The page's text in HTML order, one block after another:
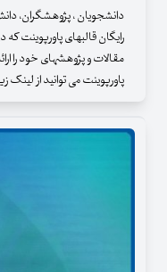
دانشجویان ، پژوهشگران،
رایگان قالبهای پاورپوینت
مقالات و پژوهشهای خود را
پاورپوینت می توانید از لینک